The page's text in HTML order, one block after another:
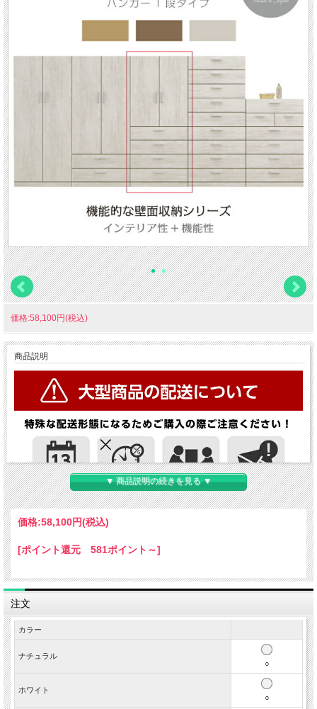
価格:58,100円(税込)
商品説明
▼ 商品説明の続きを見る ▼
価格:58,100円(税込)
[ポイント還元 581ポイント～]
注文
カラー
ナチュラル
○
ホワイト
○